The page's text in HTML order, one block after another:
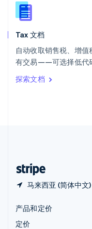
Tax 文档
自动收取销售税、增
有交易——可选择低代
探索文档
马来西亚 (简体中文)
English
新西兰
匈牙利
意大利
ItalianoEnglish
印度
English
产品和定价
定价